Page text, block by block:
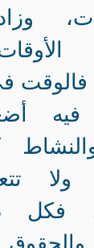
فالوقت
فيه
ولا